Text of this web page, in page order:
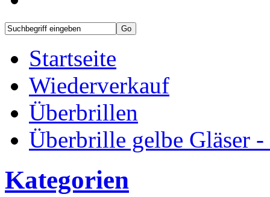
Startseite
Wiederverkauf
Überbrillen
Überbrille gelbe Gläser
Kategorien